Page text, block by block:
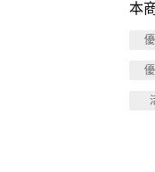
本